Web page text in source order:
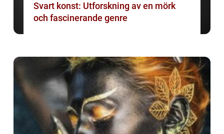
Svart konst: Utforskning av en mörk
och fascinerande genre